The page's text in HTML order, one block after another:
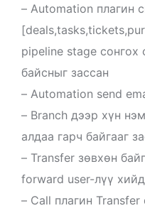
– Automation плагин
pipeline stage сонгох
байсныг зассан
– Automation send
– Branch дээр хүн
алдаа гарч байгааг
– Transfer зөвхөн
forward user-лүү
– Call плагин